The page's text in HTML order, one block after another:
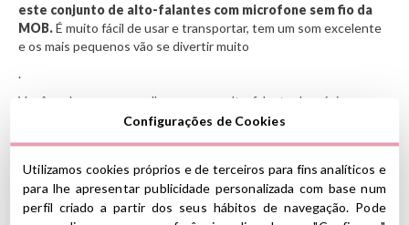
este conjunto de alto-falantes com microfone sem fio da
MOB.É muito fácil de usar e transportar, tem um som excelente
e os mais pequenos vão se divertir muito
.
Você pode usar o aparelho como um alto-falante de música,
apenas como microfone ou karaokê conectando-o ao seu
Características
Dimensões da embalagem: 16,8 cm de comprimento x 16 cm
de largura x 13,9 cm de profundidade
Configurações de Cookies
Utilizamos cookies próprios e de terceiros para fins analíticos e
para lhe apresentar publicidade personalizada com base num
perfil criado a partir dos seus hábitos de navegação. Pode